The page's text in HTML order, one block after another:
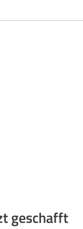
geschafft